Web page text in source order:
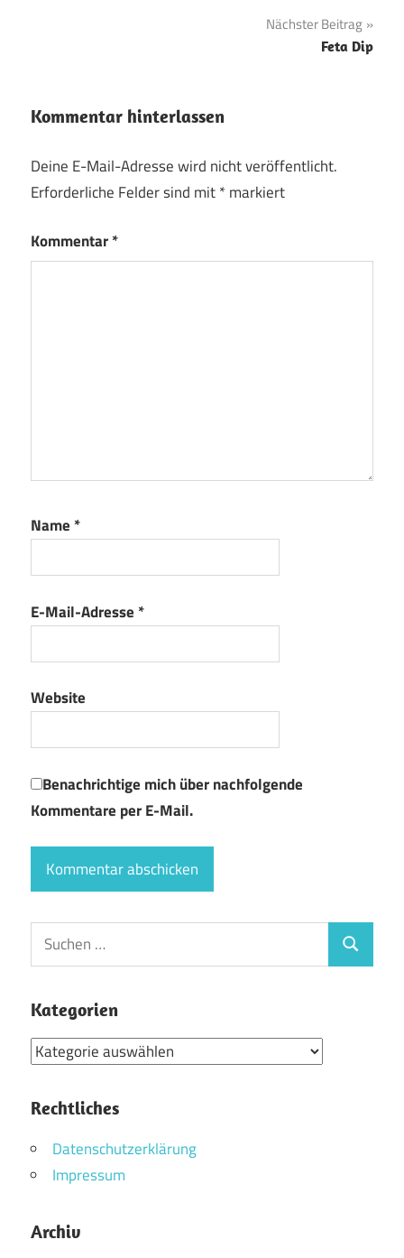
Nächster Beitrag
Feta Dip
Kommentar hinterlassen
Deine E-Mail-Adresse wird nicht veröffentlicht.
Erforderliche Felder sind mit*markiert
Kommentar*
Name *
E-Mail-Adresse *
Website
Benachrichtige mich über nachfolgende
Kommentare per E-Mail.
Suchen
nach:
Suchen
Kategorien
Kategorien
Rechtliches
Datenschutzerklärung
Impressum
Archiv